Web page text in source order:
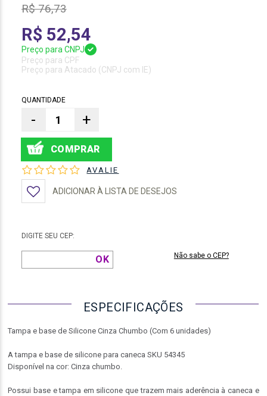
R$ 76,73
R$ 52,54
Preço para CNPJ
Preço para CPF
Preço para Atacado (CNPJ com IE)
QUANTIDADE
- +
AVALIE
ADICIONAR À LISTA DE DESEJOS
DIGITE SEU CEP:
Não sabe o CEP?
ESPECIFICAÇÕES
Tampa e base de Silicone Cinza Chumbo (Com 6 unidades)
A tampa e base de silicone para caneca SKU 54345
Disponível na cor: Cinza chumbo.
Possui base e tampa em silicone que trazem mais aderência à caneca e